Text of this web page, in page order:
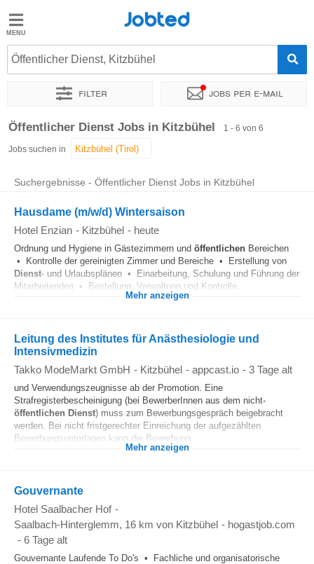
Jobted
Jobs
Jobted
Öffentlicher Dienst, Kitzbühel
Filter Jobs per e-mail
Sortieren nach Genauer Standort Unternehmen
Öffentlicher Dienst Jobs in Kitzbühel 1 - 6 von 6
Jobs suchen in
Suchergebnisse - Öffentlicher Dienst Jobs in Kitzbühel
Hausdame (m/w/d) Wintersaison
Hotel Enzian - Kitzbühel - heute
Ordnung und Hygiene in Gästezimmern und öffentlichen Bereichen
• Kontrolle der gereinigten Zimmer und Bereiche • Erstellung von
Dienst- und Urlaubsplänen • Einarbeitung, Schulung und Führung der
Mitarbeitenden • Bestellung, Verwaltung und Kontrolle...
Mehr anzeigen
Leitung des Institutes für Anästhesiologie und
Intensivmedizin
Takko ModeMarkt GmbH - Kitzbühel - appcast.io - 3 Tage alt
und Verwendungszeugnisse ab der Promotion. Eine
Strafregisterbescheinigung (bei BewerberInnen aus dem nicht-
öffentlichen Dienst) muss zum Bewerbungsgespräch beigebracht
werden. Bei nicht fristgerechter Einreichung der aufgezählten
Bewerbungsunterlagen kann die Bewerbung...
Mehr anzeigen
Gouvernante
Hotel Saalbacher Hof -
Saalbach-Hinterglemm, 16 km von Kitzbühel - hogastjob.com
- 6 Tage alt
Gouvernante Laufende To Do's • Fachliche und organisatorische